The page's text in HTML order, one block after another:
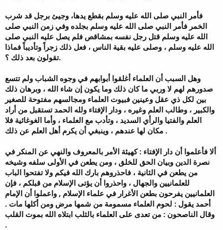
فأمر النبي صلى الله عليه وسلم بقطع يدها، وجيئ برجل قد شرب
الخمر فأمر النبي صلى الله عليه وسلم بجلده وفي زمن النبي صلى
الله عليه وسلم قتل رجل نفسه بمشاقص فلم يصل عليه النبي صلى
الله عليه وسلم ، وصلى عليه بقية الناس ، فعل ذلك زجراً وتأديباً فماذا
تقولون بعد ذلك ؟.
وهل السبب أن العلماء أغلقوا أبوابهم في وجوه الشباب ولم تتسع
صدورهم لهم لا وربي ما كان ذلك وما يكون إن شاء الله ، وبرهان ذلك
بين لكل ذي عقل وعينين فبيوت العلماء ومجالسهم مفتوحة للصغير
والكبير ، وطالب العلم وغيره ، ودار الإفتاء ولله الحمد تستقبل من أراد
العلم والفتيا والرأي السديد ، وتأدب مع العلماء ، وأما الغوغائية فلا
مكان لها عندهم ، وينبغي أن يكرم أهل العلم عن ذلك .
ألا فأعلموا أن دار الإفتاء : كهيئة الأمر بالمعروف والنهي عن المنكر في
نصرة الدين وبيان الحق للخلق ، ومن يطعن في الأولى سلفه وشيخه
من يطعن في الثانية ، فاحذروهم بارك الله فيكم ولا تفتحوا الباب
للعلمانيين والجهال ، واحذروا أن يؤتى الإسلام من قبلكم ، فإن
العلمانيين يفرحون بطعن الأغرار في علماء الإسلام , واعملوا أن الإمام
أحمد يقول : لحوم العلماء مسمومة من شمها مرض ومن أكلها مات .
وقال الناصحون : من تعدى على العلماء بالثلب ابتلاه الله بموت القلب
.